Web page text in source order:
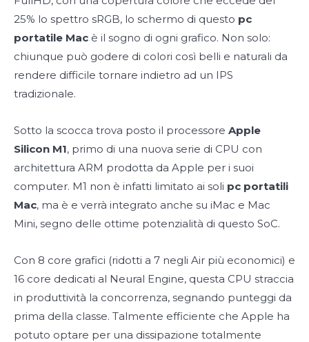
25% lo spettro sRGB, lo schermo di questo pc
portatile Mac è il sogno di ogni grafico. Non solo:
chiunque può godere di colori così belli e naturali da
rendere difficile tornare indietro ad un IPS
tradizionale.
Sotto la scocca trova posto il processore Apple
Silicon M1, primo di una nuova serie di CPU con
architettura ARM prodotta da Apple per i suoi
computer. M1 non è infatti limitato ai soli pc portatili
Mac, ma è e verrà integrato anche su iMac e Mac
Mini, segno delle ottime potenzialità di questo SoC.
Con 8 core grafici (ridotti a 7 negli Air più economici) e
16 core dedicati al Neural Engine, questa CPU straccia
in produttività la concorrenza, segnando punteggi da
prima della classe. Talmente efficiente che Apple ha
potuto optare per una dissipazione totalmente